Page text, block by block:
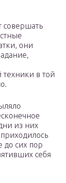
совершать
они
техники в той
из них
до сих пор
себя